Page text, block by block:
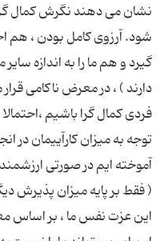
نشان می دهند نگرش كمال
شود. آرزوی كامل بودن ، هم
گیرد و هم ما را به اندازه
دارند ) ، در معرض ناكامی
فردی كمال گرا باشیم
توجه به میزان كارآییمان در
آموخته ایم در صورتی
( فقط بر پایه میزان پذیرش
این عزت نفس ما ، بر اساس